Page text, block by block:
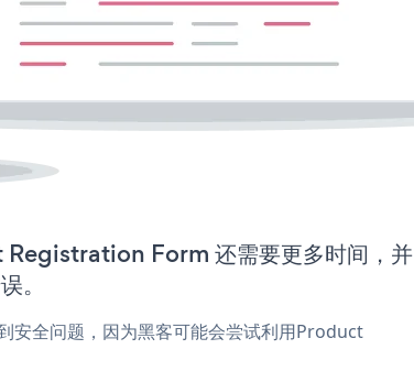
Form 还需要更多时间，并
。
安全问题，因为黑客可能会尝试利用Product